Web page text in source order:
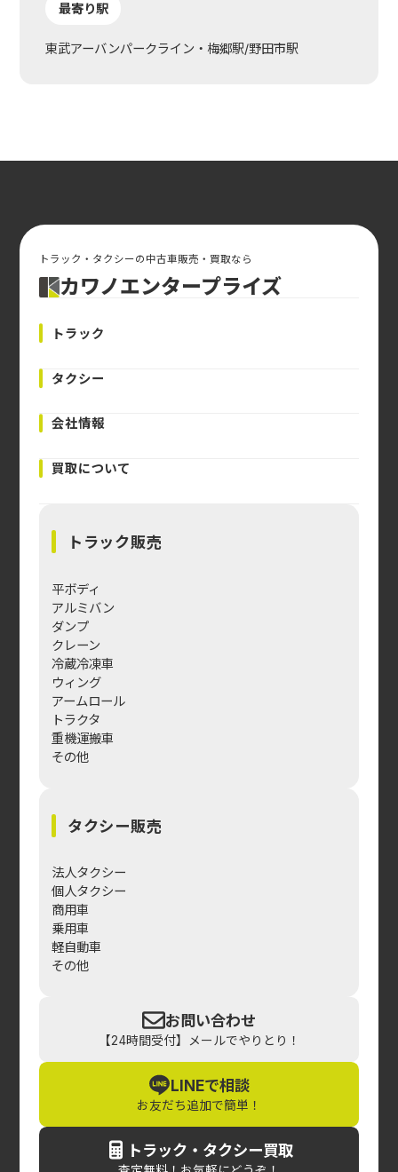
最寄り駅
東武アーバンパークライン・梅郷駅/野田市駅
トラック・タクシーの中古車販売・買取なら
カワノエンタープライズ
トラック
タクシー
会社情報
買取について
トラック販売
平ボディ
アルミバン
ダンプ
クレーン
冷蔵冷凍車
ウィング
アームロール
トラクタ
重機運搬車
その他
タクシー販売
法人タクシー
個人タクシー
商用車
乗用車
軽自動車
その他
お問い合わせ
【24時間受付】メールでやりとり！
LINEで相談
お友だち追加で簡単！
トラック・タクシー買取